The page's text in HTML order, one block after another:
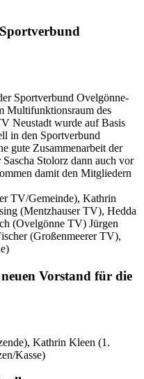
Sportverbund Ovelgönne-
Multifunktionsraum des
Neustadt wurde auf Basis
in den Sportverbund
gute Zusammenarbeit der
Stolorz dann auch vor
damit den Mitgliedern
TV/Gemeinde), Kathrin
(Mentzhauser TV), Hedda
(Ovelgönne TV) Jürgen
(Großenmeerer TV),
Vorstand für die
Kathrin Kleen (1.
Kasse)